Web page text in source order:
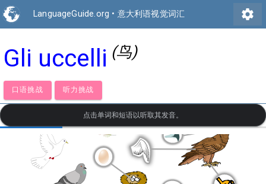
LanguageGuide.org • 意大利语视觉词汇 settings
Gli uccelli (鸟)
口语挑战 听力挑战
点击单词和短语以听取其发音。